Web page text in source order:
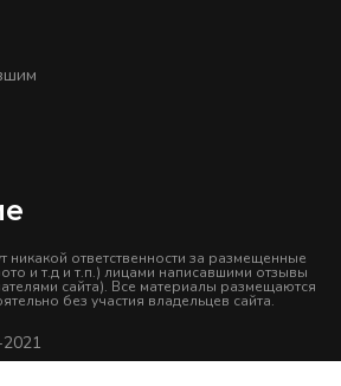
никакой ответственности за размещенные
и т.д и т.п.) лицами написавшими отзывы
сайта). Все материалы размещаются
без участия владельцев сайта.